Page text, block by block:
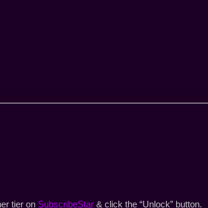
tier on SubscribeStar & click the “Unlock” button.